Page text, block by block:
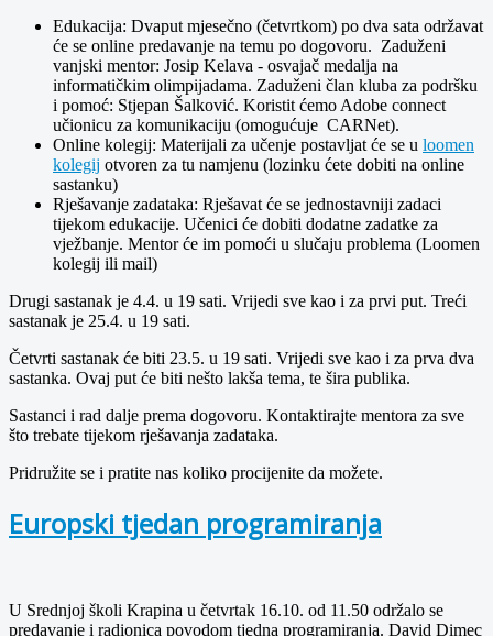
Edukacija: Dvaput mjesečno (četvrtkom) po dva sata održavat
će se online predavanje na temu po dogovoru. Zaduženi
vanjski mentor: Josip Kelava - osvajač medalja na
informatičkim olimpijadama. Zaduženi član kluba za podršku
i pomoć: Stjepan Šalković. Koristit ćemo Adobe connect
učionicu za komunikaciju (omogućuje CARNet).
Online kolegij: Materijali za učenje postavljat će se u loomen
kolegij otvoren za tu namjenu (lozinku ćete dobiti na online
sastanku)
Rješavanje zadataka: Rješavat će se jednostavniji zadaci
tijekom edukacije. Učenici će dobiti dodatne zadatke za
vježbanje. Mentor će im pomoći u slučaju problema (Loomen
kolegij ili mail)
Drugi sastanak je 4.4. u 19 sati. Vrijedi sve kao i za prvi put. Treći
sastanak je 25.4. u 19 sati.
Četvrti sastanak će biti 23.5. u 19 sati. Vrijedi sve kao i za prva dva
sastanka. Ovaj put će biti nešto lakša tema, te šira publika.
Sastanci i rad dalje prema dogovoru. Kontaktirajte mentora za sve
što trebate tijekom rješavanja zadataka.
Pridružite se i pratite nas koliko procijenite da možete.
Europski tjedan programiranja
U Srednjoj školi Krapina u četvrtak 16.10. od 11.50 održalo se
predavanje i radionica povodom tjedna programiranja. David Dimec